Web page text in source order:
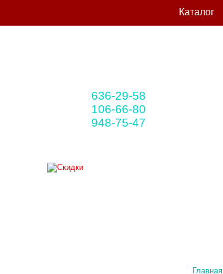
Главная
636-29-58
106-66-80
948-75-47
Каталог